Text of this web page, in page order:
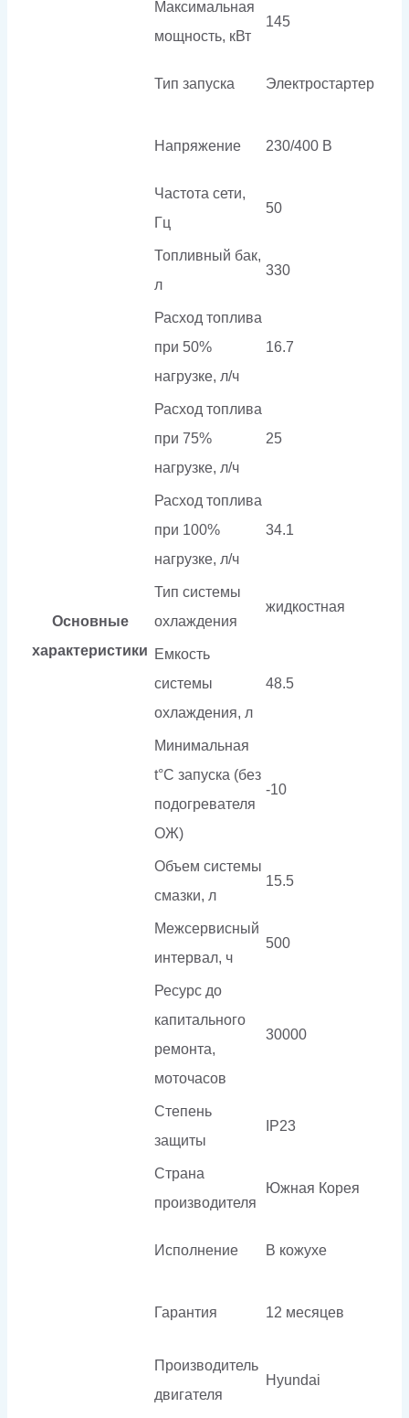
Основные
характеристики
Максимальная
мощность, кВт
145
Тип запуска Электростартер
Напряжение 230/400 В
Частота сети,
Гц
50
Топливный бак,
л
330
Расход топлива
при 50%
нагрузке, л/ч
16.7
Расход топлива
при 75%
нагрузке, л/ч
25
Расход топлива
при 100%
нагрузке, л/ч
34.1
Тип системы
охлаждения
жидкостная
Емкость
системы
охлаждения, л
48.5
Минимальная
t°С запуска (без
подогревателя
ОЖ)
-10
Объем системы
смазки, л
15.5
Межсервисный
интервал, ч
500
Ресурс до
капитального
ремонта,
моточасов
30000
Степень
защиты
IP23
Страна
производителя
Южная Корея
Исполнение В кожухе
Гарантия 12 месяцев
Производитель
двигателя
Hyundai